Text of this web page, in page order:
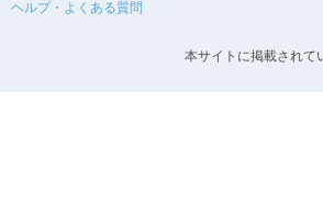
ヘルプ・よくある質問
本サイトに掲載されて